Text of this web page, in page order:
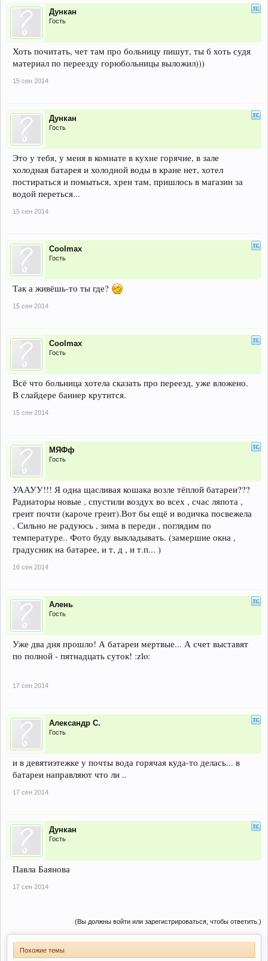
Дункан
Гость
Хоть почитать, чет там про больницу пишут, ты б хоть судя
материал по переезду горюбольницы выложил)))
15 сен 2014
Дункан
Гость
Это у тебя, у меня в комнате в кухне горячие, в зале
холодная батарея и холодной воды в кране нет, хотел
постираться и помыться, хрен там, пришлось в магазин за
водой переться...
15 сен 2014
Coolmax
Гость
Так а живёшь-то ты где?
15 сен 2014
Coolmax
Гость
Всё что больница хотела сказать про переезд, уже вложено.
В слайдере баннер крутится.
15 сен 2014
МЯФф
Гость
УААУУ!!! Я одна щасливая кошака возле тёплой батареи???
Радиаторы новые , спустили воздух во всех , счас ляпота ,
греит почти (кароче греит).Вот бы ещё и водичка посвежела
. Сильно не радуюсь , зима в переди , поглядим по
температуре.. Фото буду выкладывать. (замершие окна ,
градусник на батарее, и т, д , и т.п... )
16 сен 2014
Алень
Гость
Уже два дня прошло! А батареи мертвые... А счет выставят
по полной - пятнадцать суток! :zlo:
17 сен 2014
Александр С.
Гость
и в девятиэтежке у почты вода горячая куда-то делась... в
батареи направляют что ли ..
17 сен 2014
Дункан
Гость
Павла Баянова
17 сен 2014
(Вы должны войти или зарегистрироваться, чтобы ответить.)
Похожие темы